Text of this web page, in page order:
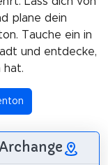
plane dein
Tauche ein in
und entdecke,
hat.